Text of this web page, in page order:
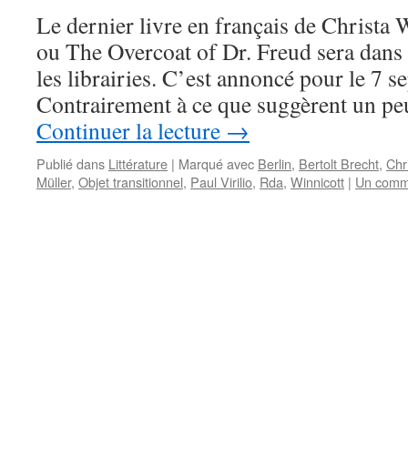
Le dernier livre en français de Christa
ou The Overcoat of Dr. Freud sera
les librairies. C’est annoncé pour le 7
Contrairement à ce que suggèrent un
Continuer la lecture →
Publié dans Littérature | Marqué avec Berlin, Bertolt Brecht,
Müller, Objet transitionnel, Paul Virilio, Rda, Winnicott | Un